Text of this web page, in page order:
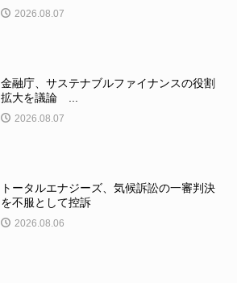
2026.08.07
金融庁、サステナブルファイナンスの役割
拡大を議論 ...
2026.08.07
トータルエナジーズ、気候訴訟の一審判決
を不服として控訴
2026.08.06